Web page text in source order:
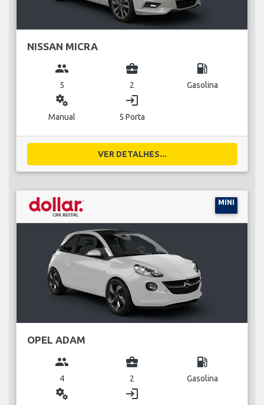
NISSAN MICRA
group
5
business_center
2
local_gas_station
Gasolina
miscellaneous_services
Manual
login
5 Porta
VER DETALHES...
MINI
OPEL ADAM
group
4
business_center
2
local_gas_station
Gasolina
miscellaneous_services login